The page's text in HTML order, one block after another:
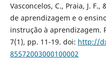
Vasconcelos, C., Praia, J.
de aprendizagem e o
instrução à aprendizagem.
7(1), pp. 11-19. doi: http://
85572003000100002